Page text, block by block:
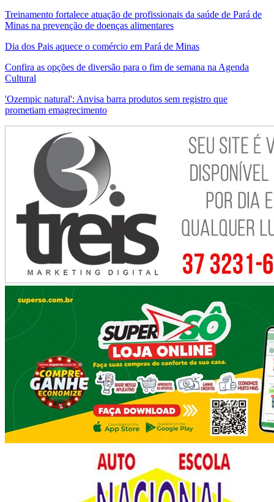
Treinamento fortalece atuação de profissionais da saúde de Pará de
Minas na prevenção de doenças alimentares
Dia dos Pais aquece o comércio em Pará de Minas
Confira as opções de diversão para o fim de semana na Agenda
Cultural
'Ozempic natural': Anvisa barra produtos sem registro que
prometiam emagrecimento